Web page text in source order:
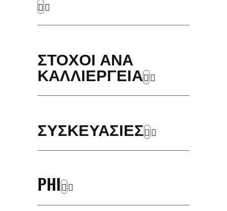
ΣΤΟΧΟΙ ΑΝΑ
ΚΑΛΛΙΕΡΓΕΙΑ
ΣΥΣΚΕΥΑΣΙΕΣ
PHI